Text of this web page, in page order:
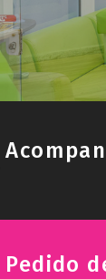
Pedido